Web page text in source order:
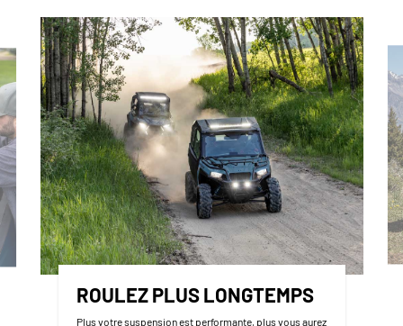
ROULEZ PLUS LONGTEMPS
Plus votre suspension est performante, plus vous aurez